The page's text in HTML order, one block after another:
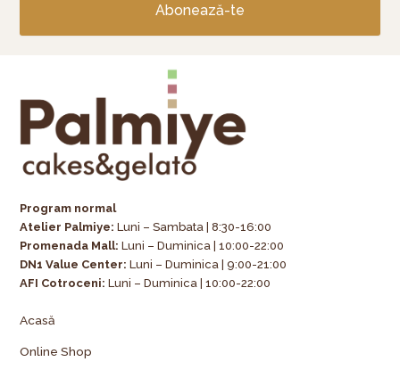
Abonează-te
Program normal
Atelier Palmiye: Luni – Sambata | 8:30-16:00
Promenada Mall: Luni – Duminica | 10:00-22:00
DN1 Value Center: Luni – Duminica | 9:00-21:00
AFI Cotroceni: Luni – Duminica | 10:00-22:00
Acasă
Online Shop